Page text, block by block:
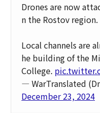
Drones are now
n the Rostov region.
Local channels are
he building of the
College.
— WarTranslated
December 23, 2024